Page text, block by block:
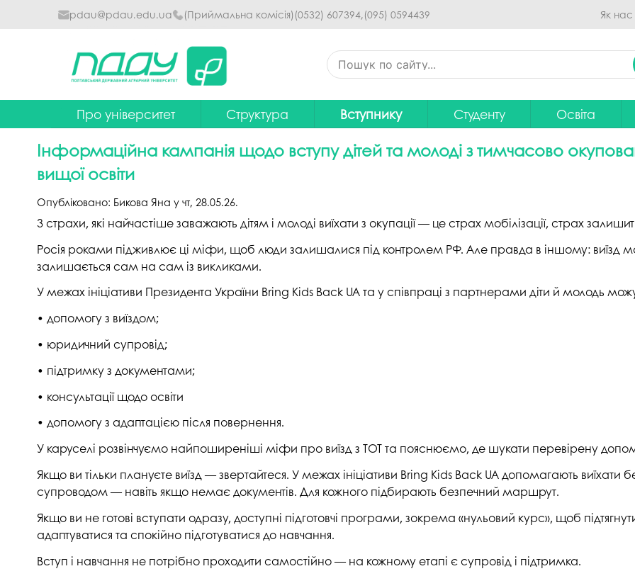
Перейти до основного
pdau@pdau.edu.ua (Приймальна комісія)(0532) 607394,(095) 0594439 Як нас
Про університет
Ректор
Почесні професори
Досягнення
Сталий розвиток
Політики університету
Історія
Гімн ПДАУ
Музеї ПДАУ
Профспілка
Асоціація випускників
Антикорупційна діяльність
Меморіал пам'яті
Структура
Наглядова рада
Вчена рада університету
Факультети та інститути
Кафедри
Коледжі
Бібліотека
Омбудсмен учасників
освітнього процесу
Студентське містечко ПДАУ
Навчально-наукові центри
Дорадча служба
Вступнику
Приймальна комісія
Підготовчі курси
Зимовий вступ
Європейська освіта без ЗНО
Студенту
Дистанційне навчання
Оплата за навчання
Практика
університету
Спорт
Працевлаштування
Відділ практики і сприяння
працевлаштуванню
Освіта
Графік
Положення про
нормативних
Акредитація
Якість освіти,
освіти
Відділ
Острівець
Інформаційна кампанія щодо вступу дітей та молоді з тимчасово
вищої освіти
Опубліковано: Бикова Яна у чт, 28.05.26.
3 страхи, які найчастіше заважають дітям і молоді виїхати з окупації — це страх мобілізації, страх
Росія роками підживлює ці міфи, щоб люди залишалися під контролем РФ. Але правда в іншому: виїзд
залишається сам на сам із викликами.
У межах ініціативи Президента України Bring Kids Back UA та у співпраці з партнерами діти й молодь
• допомогу з виїздом;
• юридичний супровід;
• підтримку з документами;
• консультації щодо освіти
• допомогу з адаптацією після повернення.
У каруселі розвінчуємо найпоширеніші міфи про виїзд з ТОТ та пояснюємо, де шукати перевірену
Якщо ви тільки плануєте виїзд — звертайтеся. У межах ініціативи Bring Kids Back UA допомагають
супроводом — навіть якщо немає документів. Для кожного підбирають безпечний маршрут.
Якщо ви не готові вступати одразу, доступні підготовчі програми, зокрема «нульовий курс», щоб
адаптуватися та спокійно підготуватися до навчання.
Вступ і навчання не потрібно проходити самостійно — на кожному етапі є супровід і підтримка.